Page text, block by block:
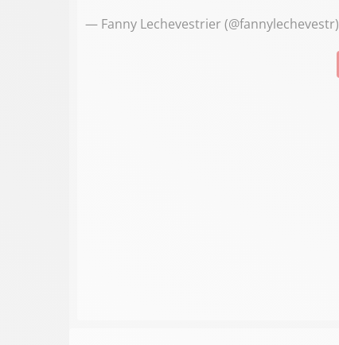
— Fanny Lechevestrier (@fannylechevestr)